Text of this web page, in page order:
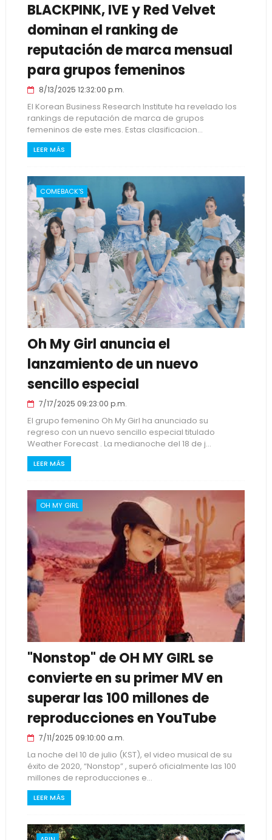
BLACKPINK, IVE y Red Velvet
dominan el ranking de
reputación de marca mensual
para grupos femeninos
8/13/2025 12:32:00 p.m.
El Korean Business Research Institute ha revelado los
rankings de reputación de marca de grupos
femeninos de este mes. Estas clasificacion...
LEER MÁS
COMEBACK'S
Oh My Girl anuncia el
lanzamiento de un nuevo
sencillo especial
7/17/2025 09:23:00 p.m.
El grupo femenino Oh My Girl ha anunciado su
regreso con un nuevo sencillo especial titulado
Weather Forecast . La medianoche del 18 de j...
LEER MÁS
OH MY GIRL
"Nonstop" de OH MY GIRL se
convierte en su primer MV en
superar las 100 millones de
reproducciones en YouTube
7/11/2025 09:10:00 a.m.
La noche del 10 de julio (KST), el video musical de su
éxito de 2020, “Nonstop” , superó oficialmente las 100
millones de reproducciones e...
LEER MÁS